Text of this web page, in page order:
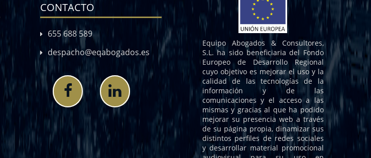
CONTACTO
655 688 589
despacho@eqabogados.es
Equipo Abogados & Consultores,
S.L. ha sido beneficiaria del Fondo
Europeo de Desarrollo Regional
cuyo objetivo es mejorar el uso y la
calidad de las tecnologías de la
información y de las
comunicaciones y el acceso a las
mismas y gracias al que ha podido
mejorar su presencia web a través
de su página propia, dinamizar sus
distintos perfiles de redes sociales
y desarrollar material promocional